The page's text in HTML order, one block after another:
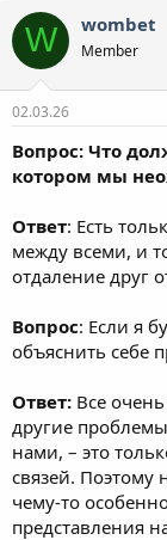
W wombet
Member
02.03.26
Вопрос: Что
котором мы
Ответ: Есть
между всеми, и
отдаление друг
Вопрос: Если я
объяснить себе
Ответ: Все
другие
нами, – это
связей. Поэтому
чему-то
представления